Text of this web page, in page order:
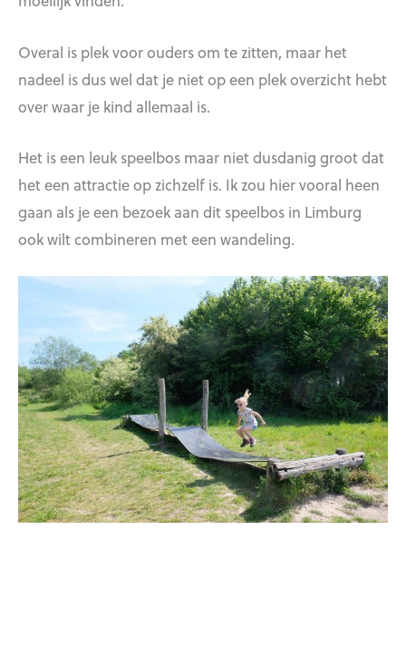
Overal is plek voor ouders om te zitten, maar het
nadeel is dus wel dat je niet op een plek overzicht hebt
over waar je kind allemaal is.
Het is een leuk speelbos maar niet dusdanig groot dat
het een attractie op zichzelf is. Ik zou hier vooral heen
gaan als je een bezoek aan dit speelbos in Limburg
ook wilt combineren met een wandeling.